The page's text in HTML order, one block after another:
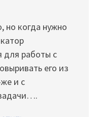
но когда нужно
для работы с
его из
и с